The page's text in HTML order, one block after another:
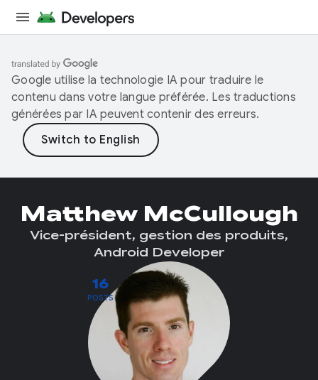
Google utilise la technologie IA pour traduire le
contenu dans votre langue préférée. Les traductions
générées par IA peuvent contenir des erreurs.
16
POSTS
Matthew McCullough
Vice-président, gestion des produits,
Android Developer